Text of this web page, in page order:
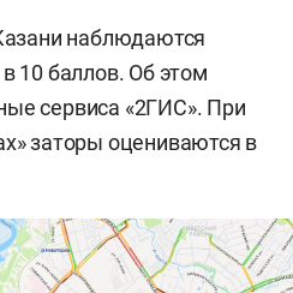
наблюдаются
10 баллов. Об этом
сервиса «2ГИС». При
заторы оцениваются в